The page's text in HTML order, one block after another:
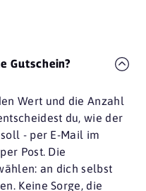
Gutschein?
Wert und die Anzahl
du, wie der
- per E-Mail im
Post. Die
an dich selbst
Keine Sorge, die